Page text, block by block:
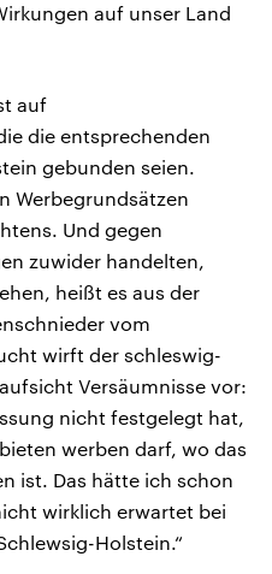
auf unser Land
auf
die entsprechenden
gebunden seien.
Werbegrundsätzen
Und gegen
zuwider handelten,
heißt es aus der
vom
wirft der schleswig-
Versäumnisse vor:
nicht festgelegt hat,
werben darf, wo das
ist. Das hätte ich schon
wirklich erwartet bei
Holstein.“